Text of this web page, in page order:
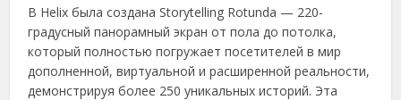
В Helix была создана Storytelling Rotunda — 220-
градусный панорамный экран от пола до потолка,
который полностью погружает посетителей в мир
дополненной, виртуальной и расширенной реальности,
демонстрируя более 250 уникальных историй. Эта